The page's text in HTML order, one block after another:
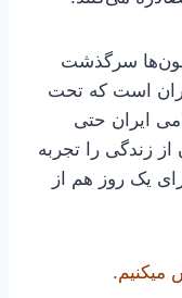
سرگذشت
است که تحت
ایران حتی
زندگی را تجربه
یک روز هم از
میکنیم.